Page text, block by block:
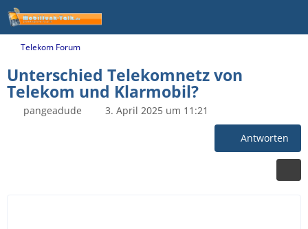
Telekom Forum
Unterschied Telekomnetz von
Telekom und Klarmobil?
pangeadude 3. April 2025 um 11:21
Antworten